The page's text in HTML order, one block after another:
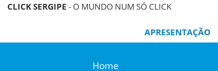
CLICK SERGIPE - O MUNDO NUM SÓ CLICK
APRESENTAÇÃO
Home